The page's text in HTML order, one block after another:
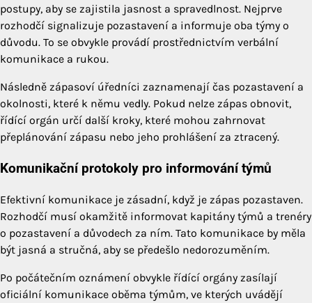
postupy, aby se zajistila jasnost a spravedlnost. Nejprve
rozhodčí signalizuje pozastavení a informuje oba týmy o
důvodu. To se obvykle provádí prostřednictvím verbální
komunikace a rukou.
Následně zápasoví úředníci zaznamenají čas pozastavení a
okolnosti, které k němu vedly. Pokud nelze zápas obnovit,
řídící orgán určí další kroky, které mohou zahrnovat
přeplánování zápasu nebo jeho prohlášení za ztracený.
Komunikační protokoly pro informování týmů
Efektivní komunikace je zásadní, když je zápas pozastaven.
Rozhodčí musí okamžitě informovat kapitány týmů a trenéry
o pozastavení a důvodech za ním. Tato komunikace by měla
být jasná a stručná, aby se předešlo nedorozuměním.
Po počátečním oznámení obvykle řídící orgány zasílají
oficiální komunikace oběma týmům, ve kterých uvádějí